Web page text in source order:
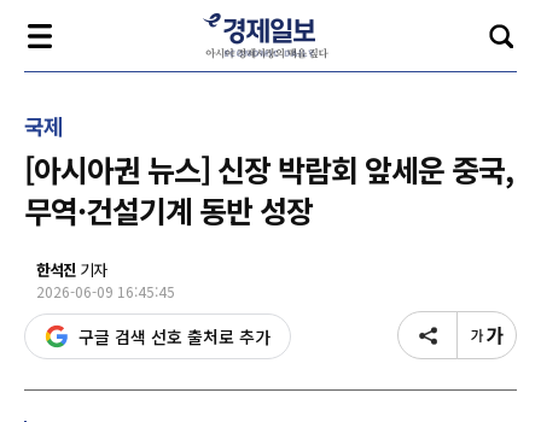
국제
[아시아권 뉴스] 신장 박람회 앞세운 중국,
무역·건설기계 동반 성장
한석진 기자
2026-06-09 16:45:45
구글 검색 선호 출처로 추가